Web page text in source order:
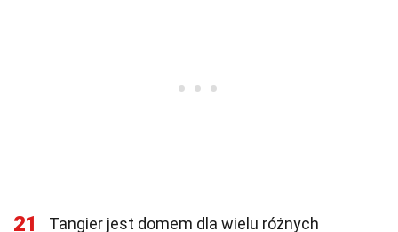
21 Tangier jest domem dla wielu różnych